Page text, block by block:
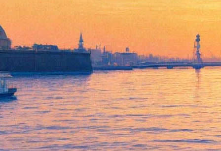
Культовая английская
группа Underworld устроит
шоу в Ледовом